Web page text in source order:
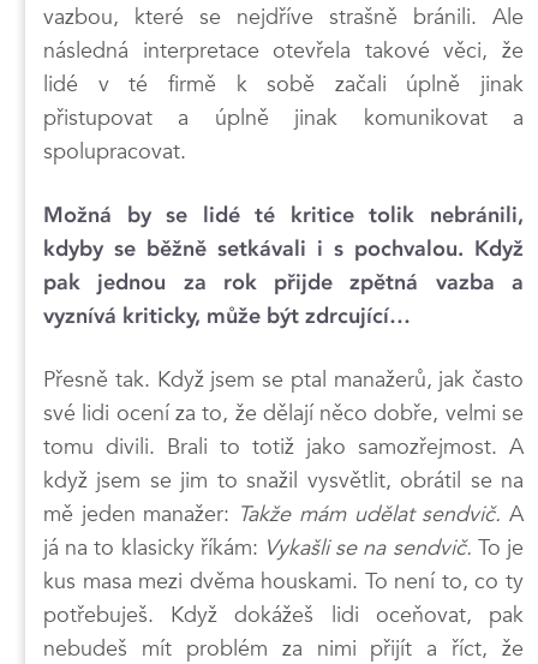
vazbou, které se nejdříve strašně bránili. Ale
následná interpretace otevřela takové věci, že
lidé v té firmě k sobě začali úplně jinak
přistupovat a úplně jinak komunikovat a
spolupracovat.
Možná by se lidé té kritice tolik nebránili,
kdyby se běžně setkávali i s pochvalou. Když
pak jednou za rok přijde zpětná vazba a
vyznívá kriticky, může být zdrcující…
Přesně tak. Když jsem se ptal manažerů, jak často
své lidi ocení za to, že dělají něco dobře, velmi se
tomu divili. Brali to totiž jako samozřejmost. A
když jsem se jim to snažil vysvětlit, obrátil se na
mě jeden manažer: Takže mám udělat sendvič. A
já na to klasicky říkám: Vykašli se na sendvič. To je
kus masa mezi dvěma houskami. To není to, co ty
potřebuješ. Když dokážeš lidi oceňovat, pak
nebudeš mít problém za nimi přijít a říct, že